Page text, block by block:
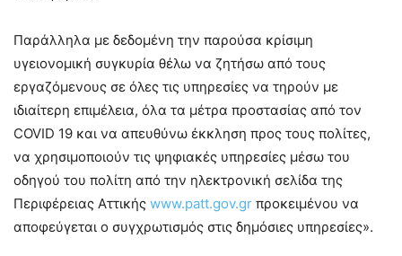
Παράλληλα με δεδομένη την παρούσα κρίσιμη
υγειονομική συγκυρία θέλω να ζητήσω από τους
εργαζόμενους σε όλες τις υπηρεσίες να τηρούν με
ιδιαίτερη επιμέλεια, όλα τα μέτρα προστασίας από τον
COVID 19 και να απευθύνω έκκληση προς τους πολίτες,
να χρησιμοποιούν τις ψηφιακές υπηρεσίες μέσω του
οδηγού του πολίτη από την ηλεκτρονική σελίδα της
Περιφέρειας Αττικής www.patt.gov.gr προκειμένου να
αποφεύγεται ο συγχρωτισμός στις δημόσιες υπηρεσίες».